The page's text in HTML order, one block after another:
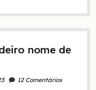
nome de
12 Comentários